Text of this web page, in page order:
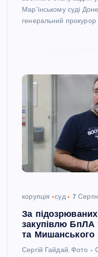
Мар’їнському суді
генеральний
корупція суд 7
За
закупівлю БпЛА
та Мишанського
Сергій Гайдай. Фото –